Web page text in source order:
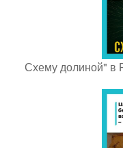
Схему долиной" в